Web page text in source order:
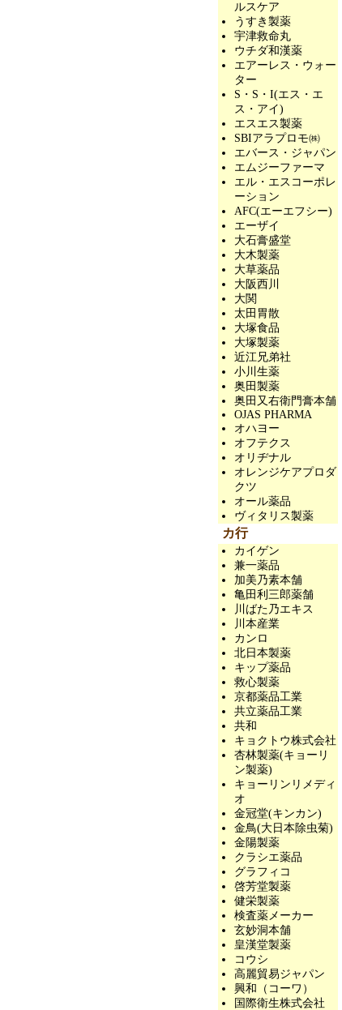
ルスケア
うすき製薬
宇津救命丸
ウチダ和漢薬
エアーレス・ウォー
ター
S・S・I(エス・エ
ス・アイ)
エスエス製薬
SBIアラプロモ㈱
エバース・ジャパン
エムジーファーマ
エル・エスコーポレ
ーション
AFC(エーエフシー)
エーザイ
大石膏盛堂
大木製薬
大草薬品
大阪西川
大関
太田胃散
大塚食品
大塚製薬
近江兄弟社
小川生薬
奥田製薬
奥田又右衛門膏本舗
OJAS PHARMA
オハヨー
オフテクス
オリヂナル
オレンジケアプロダ
クツ
オール薬品
ヴィタリス製薬
カ行
カイゲン
兼一薬品
加美乃素本舗
亀田利三郎薬舗
川ばた乃エキス
川本産業
カンロ
北日本製薬
キップ薬品
救心製薬
京都薬品工業
共立薬品工業
共和
キョクトウ株式会社
杏林製薬(キョーリ
ン製薬)
キョーリンリメディ
オ
金冠堂(キンカン)
金鳥(大日本除虫菊)
金陽製薬
クラシエ薬品
グラフィコ
啓芳堂製薬
健栄製薬
検査薬メーカー
玄妙洞本舗
皇漢堂製薬
コウシ
高麗貿易ジャパン
興和（コーワ）
国際衛生株式会社